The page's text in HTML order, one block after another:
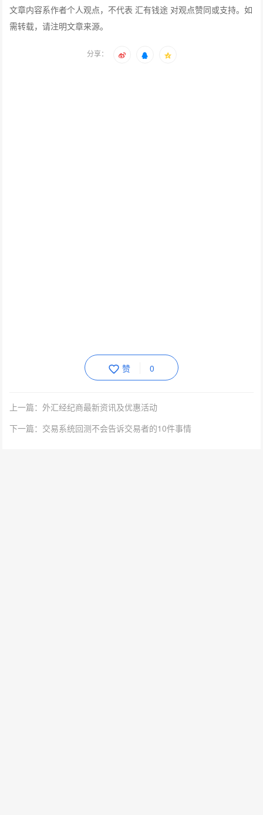
文章内容系作者个人观点，不代表 汇有钱途 对观点赞同或支持。如
需转载，请注明文章来源。
分享：
赞 0
上一篇：外汇经纪商最新资讯及优惠活动
下一篇：交易系统回测不会告诉交易者的10件事情